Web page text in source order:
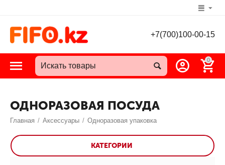
+7(700)100-00-15
0
ОДНОРАЗОВАЯ ПОСУДА
Главная / Аксессуары / Одноразовая упаковка
КАТЕГОРИИ